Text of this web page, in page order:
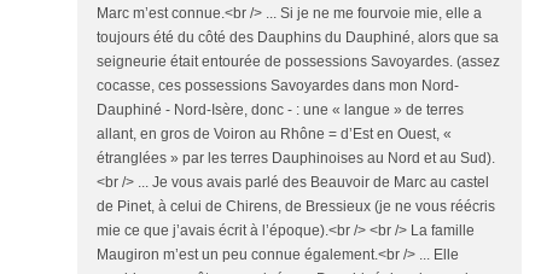
Marc m’est connue.<br /> ... Si je ne me fourvoie mie, elle a
toujours été du côté des Dauphins du Dauphiné, alors que sa
seigneurie était entourée de possessions Savoyardes. (assez
cocasse, ces possessions Savoyardes dans mon Nord-
Dauphiné - Nord-Isère, donc - : une « langue » de terres
allant, en gros de Voiron au Rhône = d’Est en Ouest, «
étranglées » par les terres Dauphinoises au Nord et au Sud).
<br /> ... Je vous avais parlé des Beauvoir de Marc au castel
de Pinet, à celui de Chirens, de Bressieux (je ne vous réécris
mie ce que j’avais écrit à l’époque).<br /> <br /> La famille
Maugiron m’est un peu connue également.<br /> ... Elle